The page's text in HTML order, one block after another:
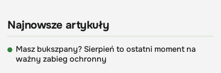
Najnowsze artykuły
Masz bukszpany? Sierpień to ostatni moment na
ważny zabieg ochronny